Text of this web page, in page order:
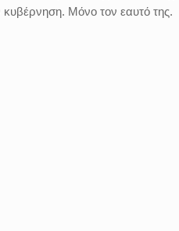
Μόνο τον εαυτό της.